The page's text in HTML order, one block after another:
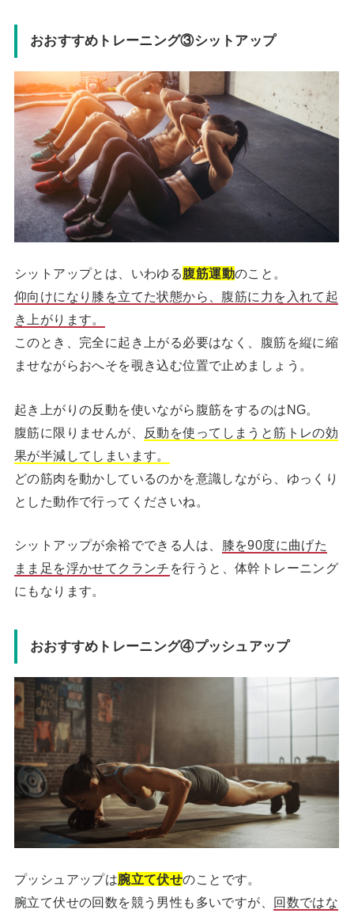
おおすすめトレーニング③シットアップ
シットアップとは、いわゆる腹筋運動のこと。
仰向けになり膝を立てた状態から、腹筋に力を入れて起
き上がります。
このとき、完全に起き上がる必要はなく、腹筋を縦に縮
ませながらおへそを覗き込む位置で止めましょう。
起き上がりの反動を使いながら腹筋をするのはNG。
腹筋に限りませんが、
反動を使ってしまうと筋トレの効
果が半減してしまいます。
どの筋肉を動かしているのかを意識しながら、ゆっくり
とした動作で行ってくださいね。
シットアップが余裕でできる人は、 膝を90度に曲げた
まま足を浮かせてクランチ を行うと、体幹トレーニング
にもなります。
おおすすめトレーニング④プッシュアップ
プッシュアップは腕立て伏せのことです。
腕立て伏せの回数を競う男性も多いですが、 回数ではな